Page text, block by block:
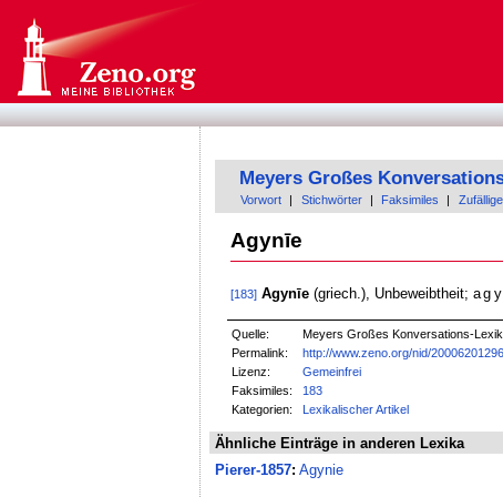
Meyers Großes
Vorwort Stichwörter Faksimiles
Agynīe
[183] Agynīe(griech.), Unbeweibtheit;
Quelle:
Meyers Großes Konversations-
Permalink:
http://www.zeno.org/nid/20006201296
Lizenz:
Gemeinfrei
Faksimiles:
183
Kategorien:
Lexikalischer Artikel
Ähnliche Einträge in anderen Lexika
Pierer-1857: Agynie